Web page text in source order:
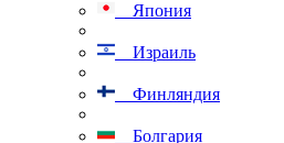
Япония
Израиль
Финляндия
Болгария